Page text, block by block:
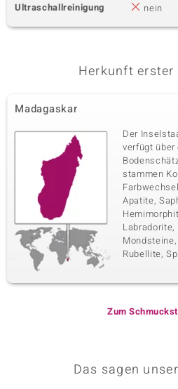
Ultraschallreinigung
nein
Herkunft erster
Madagaskar
Der
verfügt
stammen
Apatite,
Labradorite,
Rubellite,
Zum
Das sagen